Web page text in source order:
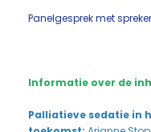
Panelgesprek met
Informatie over de
Palliatieve sedatie in